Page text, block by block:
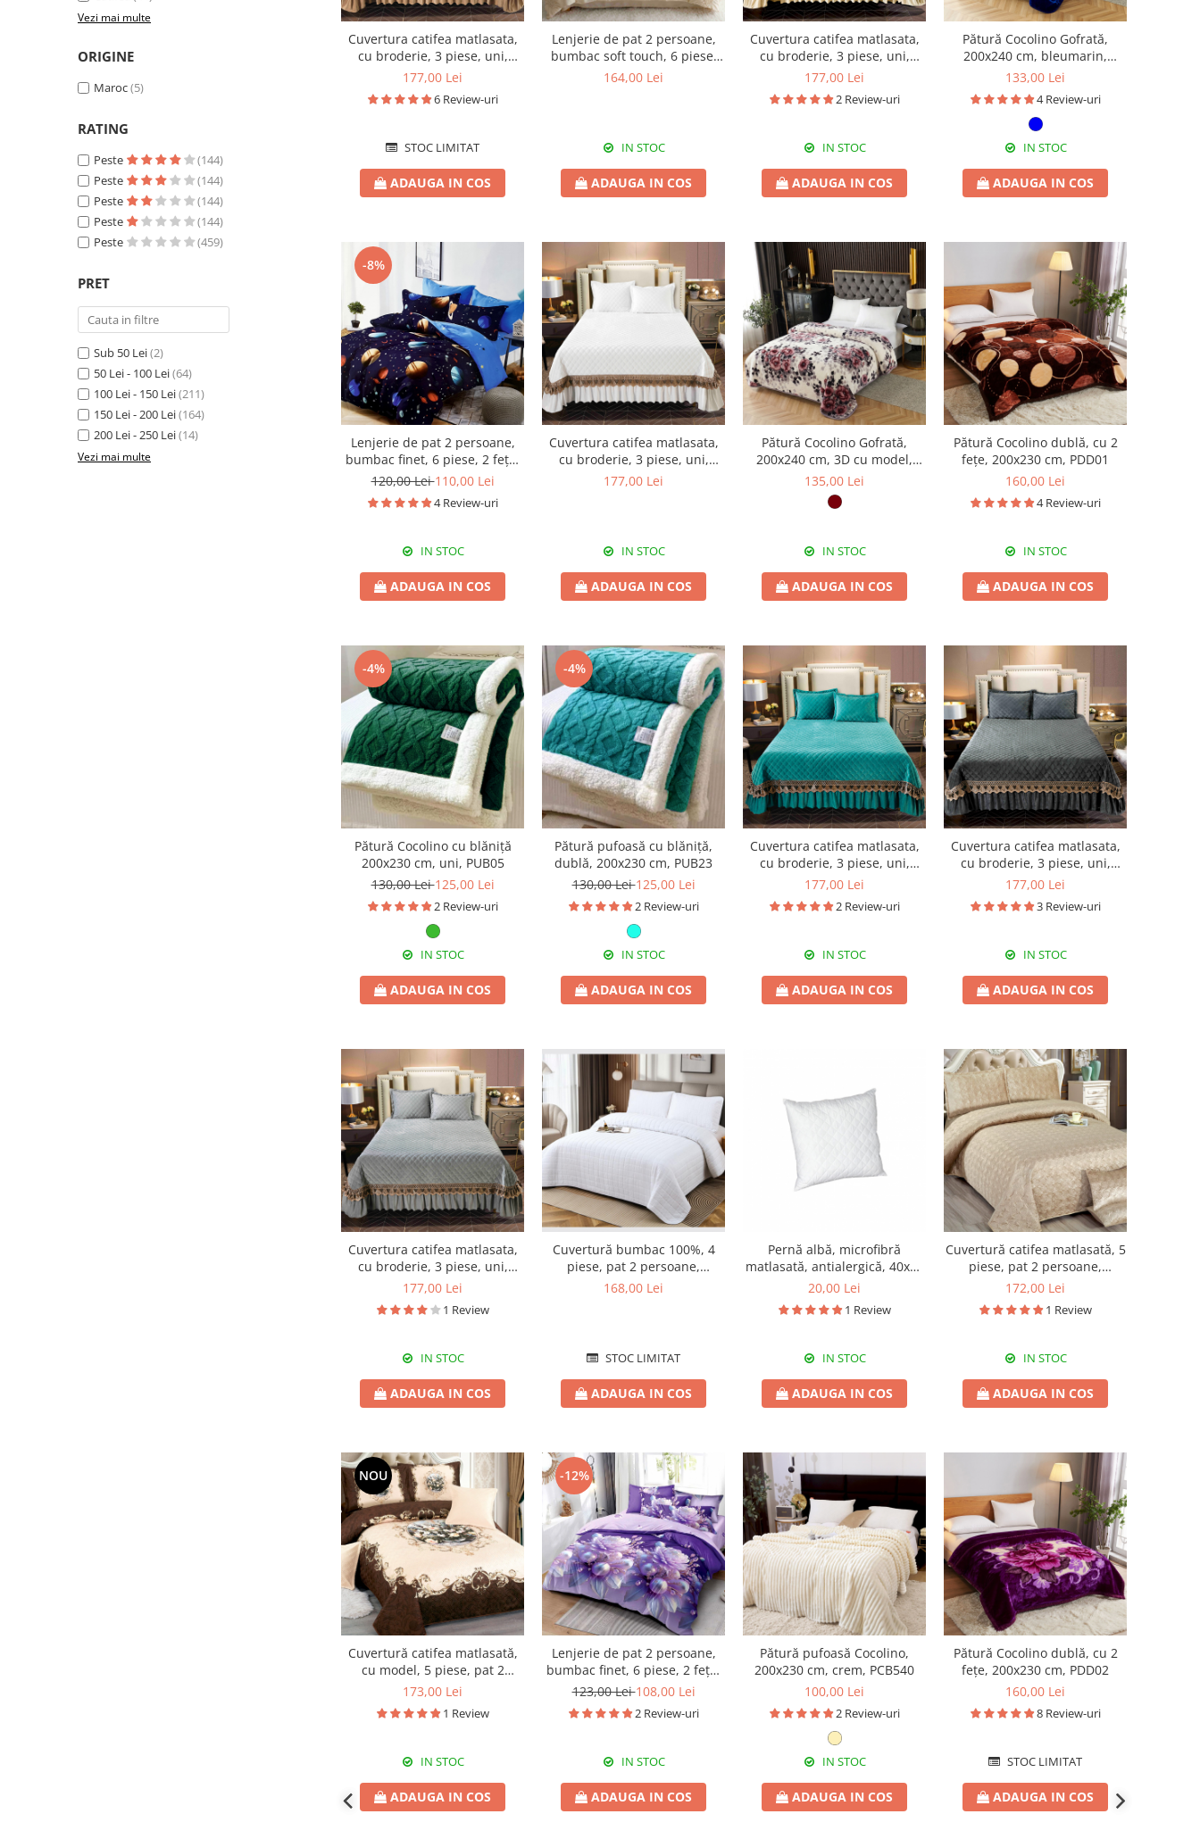
Vezi mai multe
ORIGINE
Maroc(5)
RATING
Peste
(144)
Peste
(144)
Peste
(144)
Peste
(144)
Peste
(459)
PRET
Sub 50 Lei(2)
50 Lei - 100 Lei(64)
100 Lei - 150 Lei(211)
150 Lei - 200 Lei(164)
200 Lei - 250 Lei(14)
Vezi mai multe
Cuvertura catifea matlasata,
cu broderie, 3 piese, uni,
220X240 cm CC80
177,00 Lei
6 Review-uri
STOC LIMITAT
ADAUGA IN COS
Lenjerie de pat 2 persoane,
bumbac soft touch, 6 piese,
PRE06
164,00 Lei
IN STOC
ADAUGA IN COS
Cuvertura catifea matlasata,
cu broderie, 3 piese, uni,
220X240 cm CC72
177,00 Lei
2 Review-uri
IN STOC
ADAUGA IN COS
Pătură Cocolino Gofrată,
200x240 cm, bleumarin,
PGU07
133,00 Lei
4 Review-uri
IN STOC
ADAUGA IN COS
-8%
Lenjerie de pat 2 persoane,
bumbac finet, 6 piese, 2 fețe,
planete, SP535
120,00 Lei110,00 Lei
4 Review-uri
IN STOC
ADAUGA IN COS
Cuvertura catifea matlasata,
cu broderie, 3 piese, uni,
220X240 cm CC79
177,00 Lei
IN STOC
ADAUGA IN COS
Pătură Cocolino Gofrată,
200x240 cm, 3D cu model,
floral, PGU201
135,00 Lei
IN STOC
ADAUGA IN COS
Pătură Cocolino dublă, cu 2
fețe, 200x230 cm, PDD01
160,00 Lei
4 Review-uri
IN STOC
ADAUGA IN COS
-4%
Pătură Cocolino cu blăniță
200x230 cm, uni, PUB05
130,00 Lei125,00 Lei
2 Review-uri
IN STOC
ADAUGA IN COS
-4%
Pătură pufoasă cu blăniță,
dublă, 200x230 cm, PUB23
130,00 Lei125,00 Lei
2 Review-uri
IN STOC
ADAUGA IN COS
Cuvertura catifea matlasata,
cu broderie, 3 piese, uni,
220X240 cm CC70
177,00 Lei
2 Review-uri
IN STOC
ADAUGA IN COS
Cuvertura catifea matlasata,
cu broderie, 3 piese, uni,
220X240 cm CC73
177,00 Lei
3 Review-uri
IN STOC
ADAUGA IN COS
Cuvertura catifea matlasata,
cu broderie, 3 piese, uni,
220X240 cm CC81
177,00 Lei
1 Review
IN STOC
ADAUGA IN COS
Cuvertură bumbac 100%, 4
piese, pat 2 persoane,
230x240 cm, EY10
168,00 Lei
STOC LIMITAT
ADAUGA IN COS
Pernă albă, microfibră
matlasată, antialergică, 40x40
cm
20,00 Lei
1 Review
IN STOC
ADAUGA IN COS
Cuvertură catifea matlasată, 5
piese, pat 2 persoane,
220x240 cm, CC13
172,00 Lei
1 Review
IN STOC
ADAUGA IN COS
NOU
Cuvertură catifea matlasată,
cu model, 5 piese, pat 2
persoane, 230x250 cm, CM31
173,00 Lei
1 Review
IN STOC
ADAUGA IN COS
-12%
Lenjerie de pat 2 persoane,
bumbac finet, 6 piese, 2 fețe,
SP762
123,00 Lei108,00 Lei
2 Review-uri
IN STOC
ADAUGA IN COS
Pătură pufoasă Cocolino,
200x230 cm, crem, PCB540
100,00 Lei
2 Review-uri
IN STOC
ADAUGA IN COS
Pătură Cocolino dublă, cu 2
fețe, 200x230 cm, PDD02
160,00 Lei
8 Review-uri
STOC LIMITAT
ADAUGA IN COS